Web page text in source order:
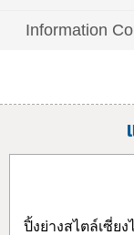
Information
ปิ้งย่างสไตล์เซี่ย